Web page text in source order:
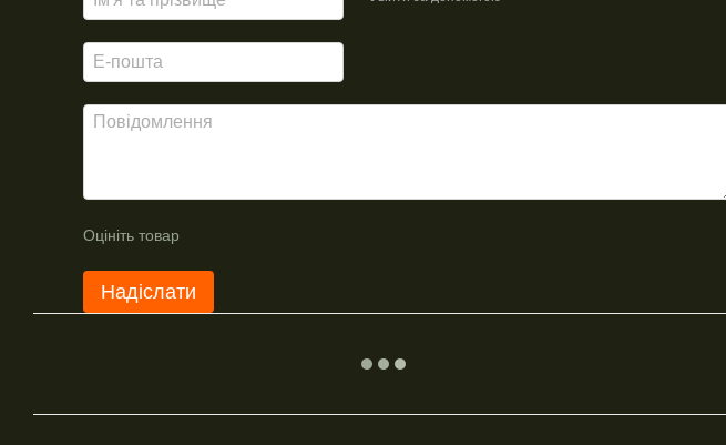
Оцініть товар
Надіслати